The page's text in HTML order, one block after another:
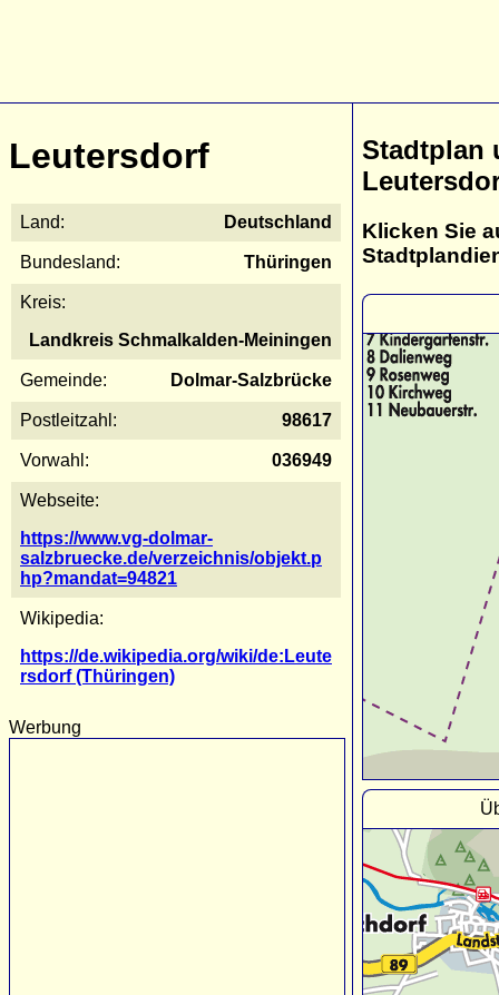
Leutersdorf
Land: Deutschland
Bundesland: Thüringen
Kreis:
Landkreis Schmalkalden-Meiningen
Gemeinde: Dolmar-Salzbrücke
Postleitzahl: 98617
Vorwahl: 036949
Webseite:
https://www.vg-dolmar-
salzbruecke.de/verzeichnis/objekt.p
hp?mandat=94821
Wikipedia:
https://de.wikipedia.org/wiki/de:Leute
rsdorf (Thüringen)
Werbung
Stadtplan
Klicken Sie